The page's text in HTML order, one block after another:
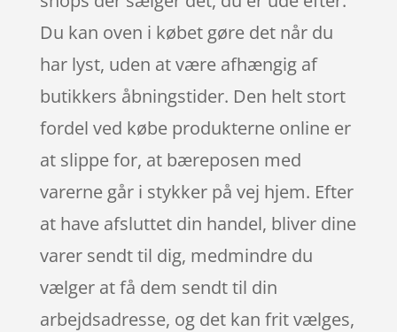
Du kan oven i købet gøre det når du
har lyst, uden at være afhængig af
butikkers åbningstider. Den helt stort
fordel ved købe produkterne online er
at slippe for, at bæreposen med
varerne går i stykker på vej hjem. Efter
at have afsluttet din handel, bliver dine
varer sendt til dig, medmindre du
vælger at få dem sendt til din
arbejdsadresse, og det kan frit vælges,